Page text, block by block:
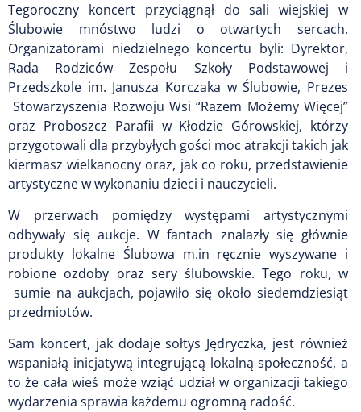
Tegoroczny koncert przyciągnął do sali wiejskiej w
Ślubowie mnóstwo ludzi o otwartych sercach.
Organizatorami niedzielnego koncertu byli: Dyrektor,
Rada Rodziców Zespołu Szkoły Podstawowej i
Przedszkole im. Janusza Korczaka w Ślubowie, Prezes
Stowarzyszenia Rozwoju Wsi “Razem Możemy Więcej”
oraz Proboszcz Parafii w Kłodzie Górowskiej, którzy
przygotowali dla przybyłych gości moc atrakcji takich jak
kiermasz wielkanocny oraz, jak co roku, przedstawienie
artystyczne w wykonaniu dzieci i nauczycieli.
W przerwach pomiędzy występami artystycznymi
odbywały się aukcje. W fantach znalazły się głównie
produkty lokalne Ślubowa m.in ręcznie wyszywane i
robione ozdoby oraz sery ślubowskie. Tego roku, w
sumie na aukcjach, pojawiło się około siedemdziesiąt
przedmiotów.
Sam koncert, jak dodaje sołtys Jędryczka, jest również
wspaniałą inicjatywą integrującą lokalną społeczność, a
to że cała wieś może wziąć udział w organizacji takiego
wydarzenia sprawia każdemu ogromną radość.